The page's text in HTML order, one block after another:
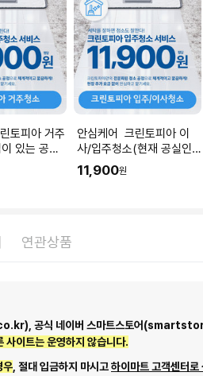
토피아 거주
있는 공간
수에 맞춰
주세요.
안심케어 크린토피아 이
사/입주청소(현재 공실인
공간청소) I 공간 평수에 맞
춰 수량을 입력해주세요.
11,900원
연관상품
공식 네이버 스마트스토어
사이트는 운영하지 않습니다.
우 , 절대 입금하지 마시고하이마트 고객센터로